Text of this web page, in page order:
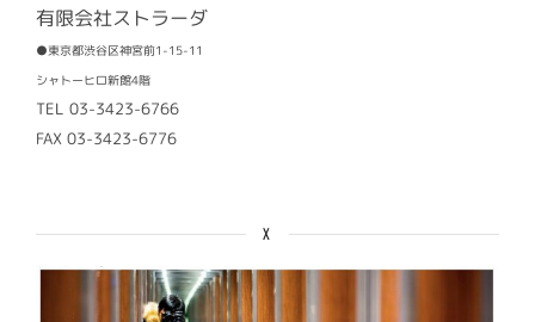
有限会社ストラーダ
●東京都渋谷区神宮前1-15-11
シャトーヒロ新館4階
TEL 03-3423-6766
FAX 03-3423-6776
X